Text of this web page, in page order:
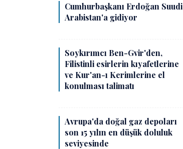
Cumhurbaşkanı Erdoğan Suudi
Arabistan'a gidiyor
Soykırımcı Ben-Gvir'den,
Filistinli esirlerin kıyafetlerine
ve Kur'an-ı Kerimlerine el
konulması talimatı
Avrupa'da doğal gaz depoları
son 15 yılın en düşük doluluk
seviyesinde